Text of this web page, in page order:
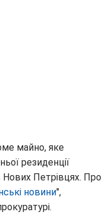
майно, яке
резиденції
Нових Петрівцях. Про
новини",